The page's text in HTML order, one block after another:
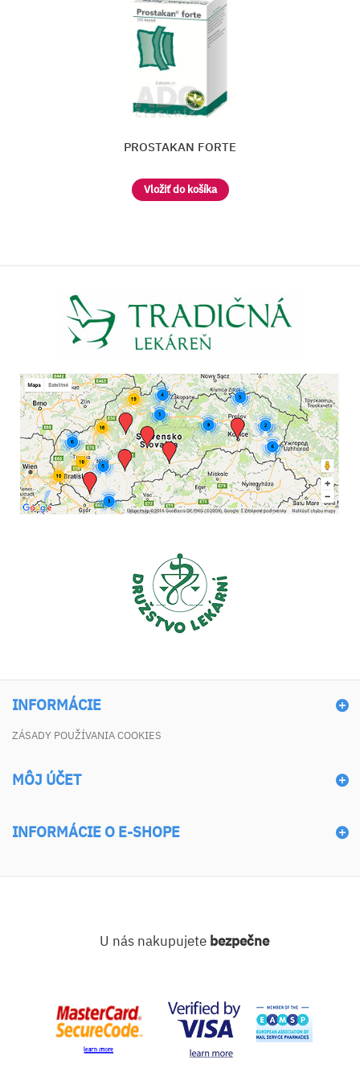
Prostamol uno (90 + 30) balíček
INFORMÁCIE
ZÁSADY POUŽÍVANIA COOKIES
MÔJ ÚČET
INFORMÁCIE O E-SHOPE
U nás nakupujete bezpečne